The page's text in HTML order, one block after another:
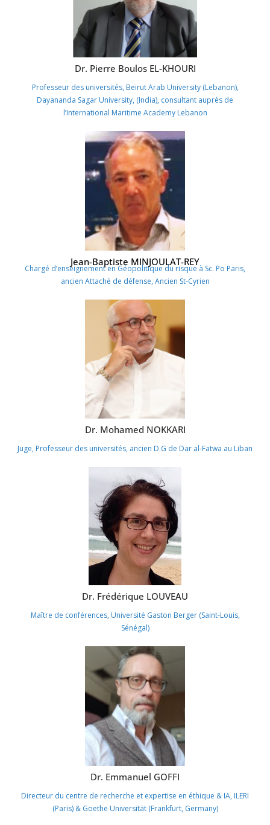
Dr. Pierre Boulos EL-KHOURI
Professeur des universités, Beirut Arab University (Lebanon),
Dayananda Sagar University, (India), consultant auprès de
l’International Maritime Academy Lebanon
Jean-Baptiste MINJOULAT-REY
Chargé d’enseignement en Géopolitique du risque à Sc. Po Paris,
ancien Attaché de défense, Ancien St-Cyrien
Dr. Mohamed NOKKARI
Juge, Professeur des universités, ancien D.G de Dar al-Fatwa au Liban
Dr. Frédérique LOUVEAU
Maître de conférences, Université Gaston Berger (Saint-Louis,
Sénégal)
Dr. Emmanuel GOFFI
Directeur du centre de recherche et expertise en éthique & IA, ILERI
(Paris) & Goethe Universität (Frankfurt, Germany)